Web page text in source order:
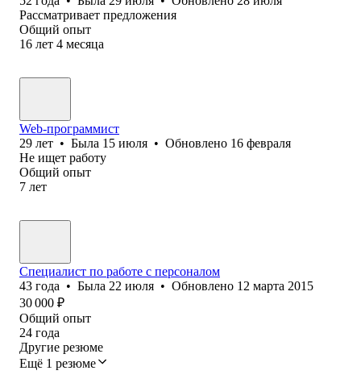
Рассматривает предложения
Общий опыт
16 лет 4 месяца
Web-программист
29 лет • Была 15 июля • Обновлено 16 февраля
Не ищет работу
Общий опыт
7 лет
Специалист по работе с персоналом
43 года • Была 22 июля • Обновлено 12 марта 2015
30 000 ₽
Общий опыт
24 года
Другие резюме
Ещё 1 резюме